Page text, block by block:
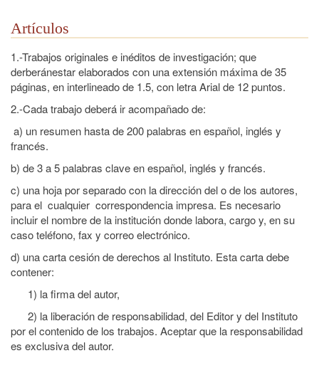
Artículos
1.-Trabajos originales e inéditos de investigación; que
derberánestar elaborados con una extensión máxima de 35
páginas, en interlineado de 1.5, con letra Arial de 12 puntos.
2.-Cada trabajo deberá ir acompañado de:
a) un resumen hasta de 200 palabras en español, inglés y
francés.
b) de 3 a 5 palabras clave en español, inglés y francés.
c) una hoja por separado con la dirección del o de los autores,
para el cualquier correspondencia impresa. Es necesario
incluir el nombre de la institución donde labora, cargo y, en su
caso teléfono, fax y correo electrónico.
d) una carta cesión de derechos al Instituto. Esta carta debe
contener:
1) la firma del autor,
2) la liberación de responsabilidad, del Editor y del Instituto
por el contenido de los trabajos. Aceptar que la responsabilidad
es exclusiva del autor.